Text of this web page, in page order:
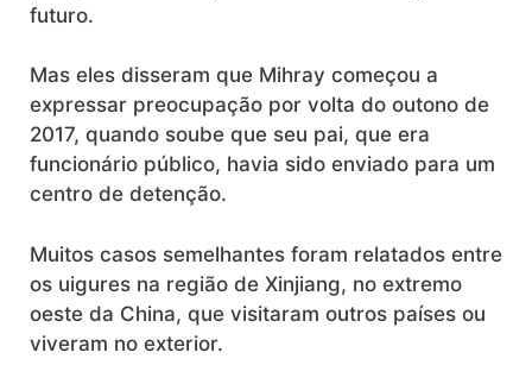
futuro.
Mas eles disseram que Mihray começou a
expressar preocupação por volta do outono de
2017, quando soube que seu pai, que era
funcionário público, havia sido enviado para um
centro de detenção.
Muitos casos semelhantes foram relatados entre
os uigures na região de Xinjiang, no extremo
oeste da China, que visitaram outros países ou
viveram no exterior.